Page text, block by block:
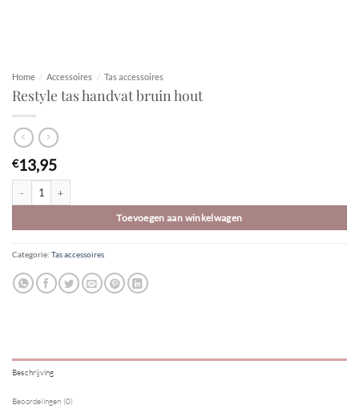
Home / Accessoires / Tas accessoires
Restyle tas handvat bruin hout
€13,95
Toevoegen aan winkelwagen
Categorie: Tas accessoires
Beschrijving
Beoordelingen (0)